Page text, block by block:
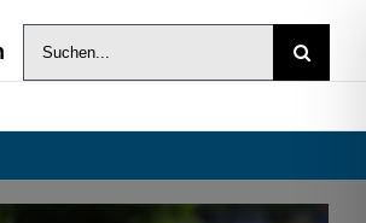
Suche
nach: